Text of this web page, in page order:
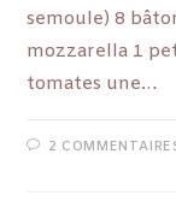
semoule) 8
mozzarella 1
tomates une…
2